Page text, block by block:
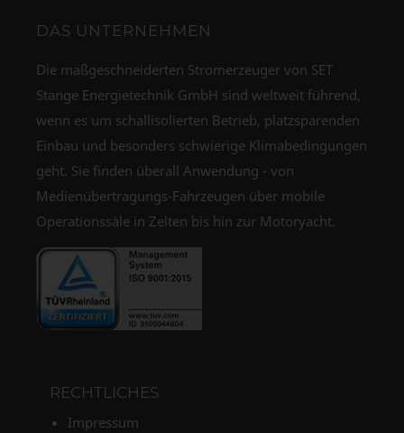
DAS UNTERNEHMEN
Die maßgeschneiderten Stromerzeuger von SET
Stange Energietechnik GmbH sind weltweit führend,
wenn es um schallisolierten Betrieb, platzsparenden
Einbau und besonders schwierige Klimabedingungen
geht. Sie finden überall Anwendung - von
Medienübertragungs-Fahrzeugen über mobile
Operationssäle in Zelten bis hin zur Motoryacht.
RECHTLICHES
Impressum